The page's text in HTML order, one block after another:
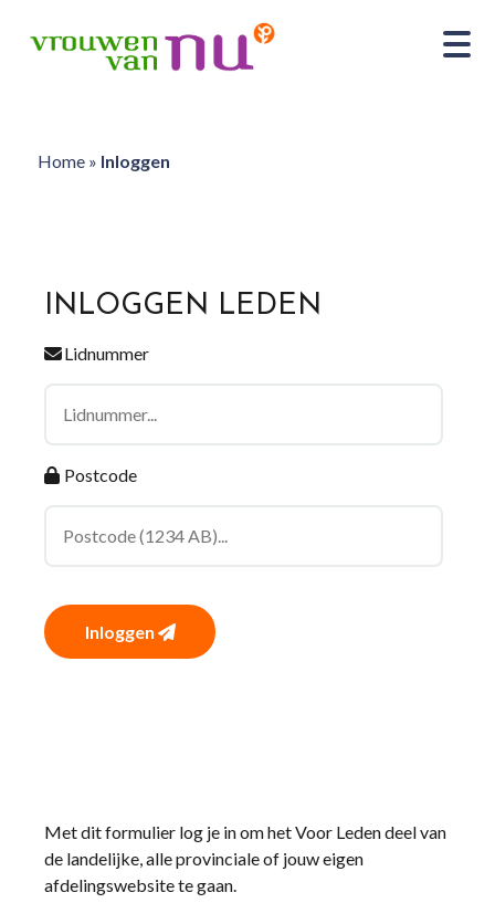
Home» Inloggen
INLOGGEN LEDEN
Lidnummer
Postcode
Inloggen
Met dit formulier log je in om het Voor Leden deel van
de landelijke, alle provinciale of jouw eigen
afdelingswebsite te gaan.